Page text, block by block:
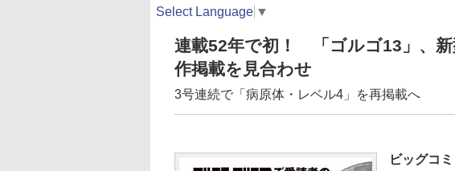
Select Language ▼
連載52年で初！ 「ゴルゴ13」、
作掲載を見合わせ
3号連続で「病原体・レベル4」を再掲載へ
ビッグコ